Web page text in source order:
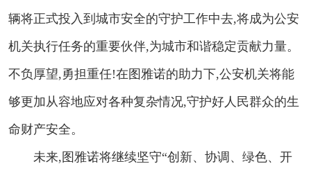
辆将正式投入到城市安全的守护工作中去,将成为公安
机关执行任务的重要伙伴,为城市和谐稳定贡献力量。
不负厚望,勇担重任!在图雅诺的助力下,公安机关将能
够更加从容地应对各种复杂情况,守护好人民群众的生
命财产安全。
未来,图雅诺将继续坚守“创新、协调、绿色、开